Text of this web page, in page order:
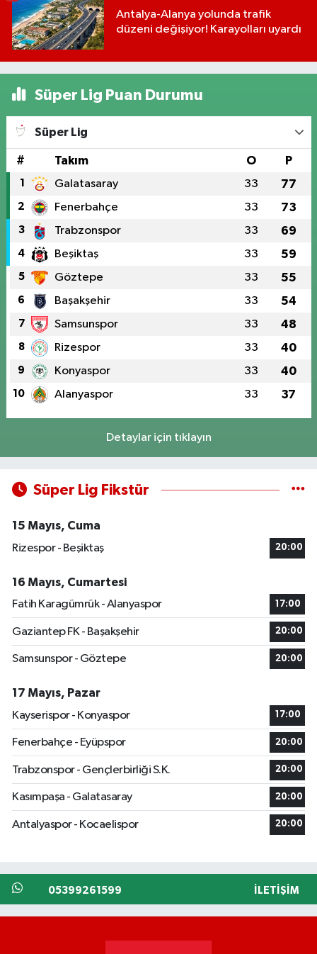
Antalya-Alanya yolunda trafik
düzeni değişiyor! Karayolları uyardı
Süper Lig Puan Durumu
Süper Lig
# Takım O P
1 Galatasaray 33 77
2 Fenerbahçe 33 73
3 Trabzonspor 33 69
4 Beşiktaş 33 59
5 Göztepe 33 55
6 Başakşehir 33 54
7 Samsunspor 33 48
8 Rizespor 33 40
9 Konyaspor 33 40
10 Alanyaspor 33 37
Detaylar için tıklayın
Süper Lig Fikstür
15 Mayıs, Cuma
Rizespor - Beşiktaş
20:00
16 Mayıs, Cumartesi
Fatih Karagümrük - Alanyaspor
17:00
Gaziantep FK - Başakşehir 20:00
Samsunspor - Göztepe 20:00
17 Mayıs, Pazar
Kayserispor - Konyaspor
17:00
Fenerbahçe - Eyüpspor 20:00
Trabzonspor - Gençlerbirliği S.K. 20:00
Kasımpaşa - Galatasaray 20:00
Antalyaspor - Kocaelispor 20:00
05399261599 İLETIŞIM